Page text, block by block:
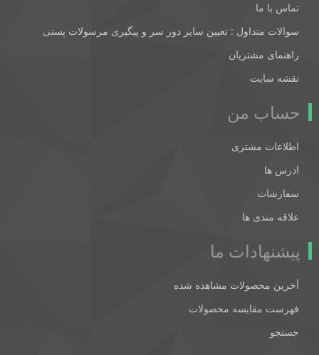
تماس با ما
سوالات متداول : تعیین سایز دور سر و پیگیری مرسولات پستی
راهنمای مشتریان
نقشه سایت
حساب من
اطلاعات مشتری
ادرس ها
سفارشات
علاقه مندی ها
پیشنهادات ما
آخرین محصولات مشاهده شده
فهرست مقایسه محصولات
جستجو